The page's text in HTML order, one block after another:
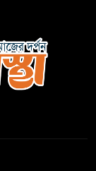
শেখ হাসিনা
দিলো